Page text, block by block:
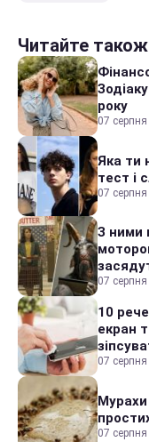
Читайте також
року
07
Яка ти
тест і
07
З ними
07
10
екран
07
Мурахи
07